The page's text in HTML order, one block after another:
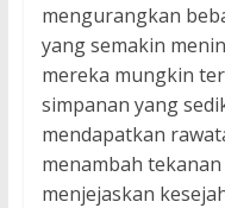
mengurangkan
yang semakin
mereka mungkin
simpanan yang
mendapatkan
menambah
menjejaskan